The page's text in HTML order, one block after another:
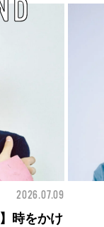
2026.07.09
N.（エヌ